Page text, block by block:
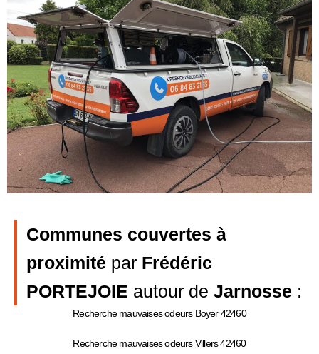
Communes couvertes à
proximité par Frédéric
PORTEJOIE autour de Jarnosse :
Recherche mauvaises odeurs Boyer 42460
Recherche mauvaises odeurs Villers 42460